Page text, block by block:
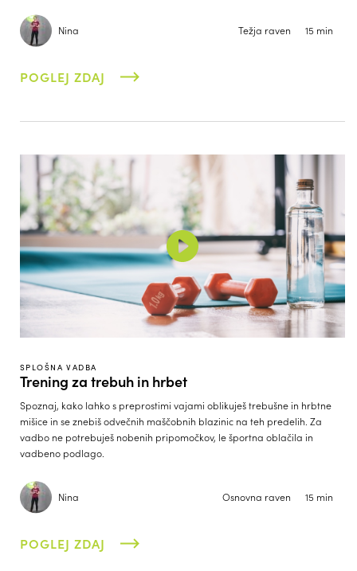
Nina Težja raven 15 min
POGLEJ ZDAJ
SPLOŠNA VADBA
Trening za trebuh in hrbet
Spoznaj, kako lahko s preprostimi vajami oblikuješ trebušne in hrbtne
mišice in se znebiš odvečnih maščobnih blazinic na teh predelih. Za
vadbo ne potrebuješ nobenih pripomočkov, le športna oblačila in
vadbeno podlago.
Nina Osnovna raven 15 min
POGLEJ ZDAJ